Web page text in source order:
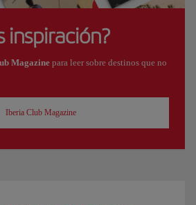
inspiración?
Magazinepara leer sobre destinos que no
Iberia Club Magazine